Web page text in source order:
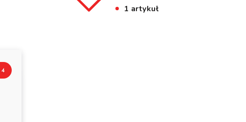
1 artykuł
4